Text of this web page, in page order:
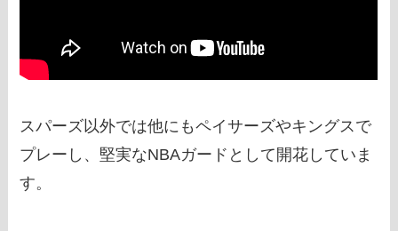
スパーズ以外では他にもペイサーズやキングスで
プレーし、堅実なNBAガードとして開花していま
す。